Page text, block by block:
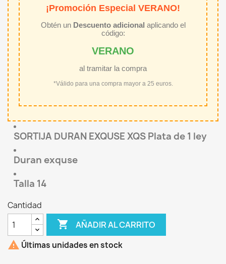
¡Promoción Especial VERANO!
Obtén un Descuento adicional aplicando el
código:
VERANO
al tramitar la compra
*Válido para una compra mayor a 25 euros.
SORTIJA DURAN EXQUSE XQS Plata de 1 ley
Duran exquse
Talla 14
Cantidad
 AÑADIR AL CARRITO
 Últimas unidades en stock